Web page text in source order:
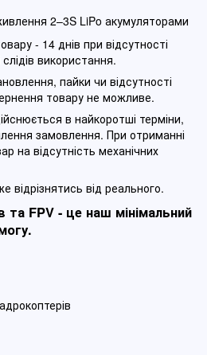
2–3S LiPo акумуляторами
- 14 днів при відсутності
використання.
пайки чи відсутності
товару не можливе.
в найкоротші терміни,
замовлення. При отриманні
на відсутність механічних
відрізнятись від реального.
та FPV - це наш мінімальний